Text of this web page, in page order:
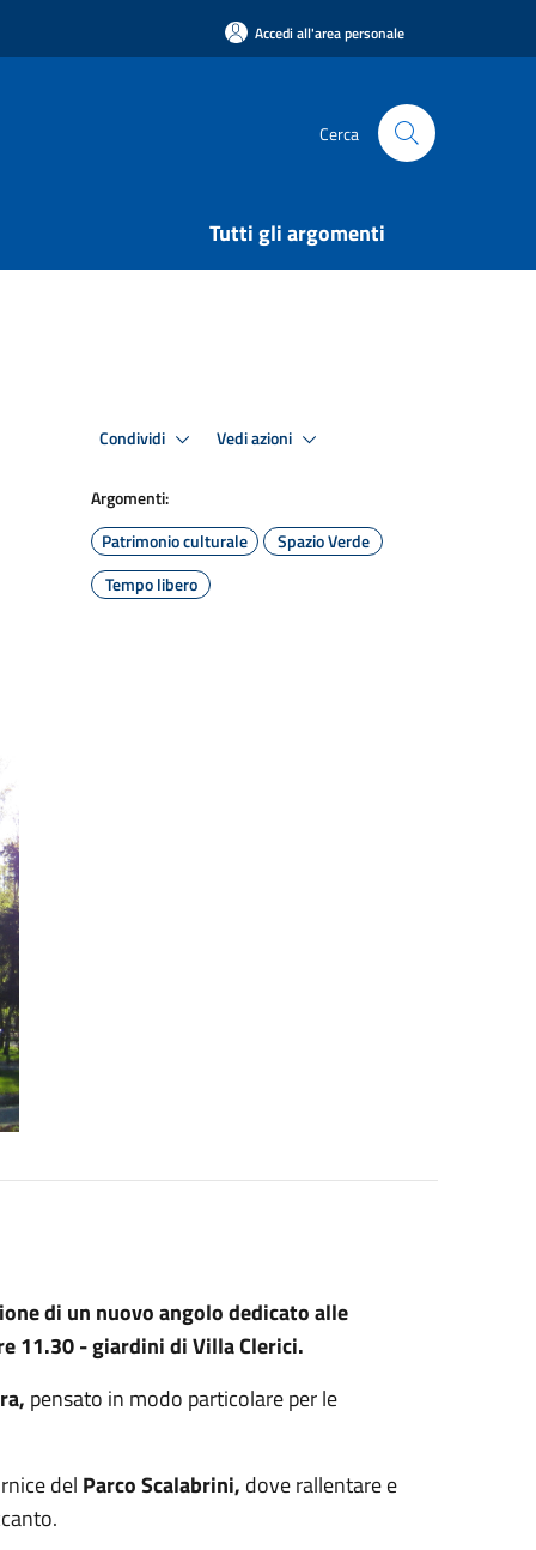
Accedi all'area personale
Cerca
Tutti gli argomenti
Condividi Vedi azioni
Argomenti:
Patrimonio culturale
Spazio Verde
Tempo libero
di un nuovo angolo dedicato alle
11.30 - giardini di Villa Clerici.
pensato in modo particolare per le
del Parco Scalabrini, dove rallentare e